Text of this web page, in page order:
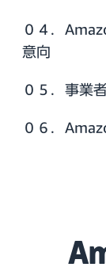
０４．
意向
０５．事業
０６．